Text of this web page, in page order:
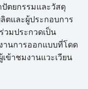
ปัตยกรรมและวัสดุ
ตและผู้ประกอบการ
วมประกวดเป็น
านการออกแบบที่โดด
ข้าชมงานแวะเวียน